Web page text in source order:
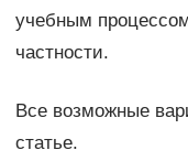
учебным
частности.
Все возможные
статье.